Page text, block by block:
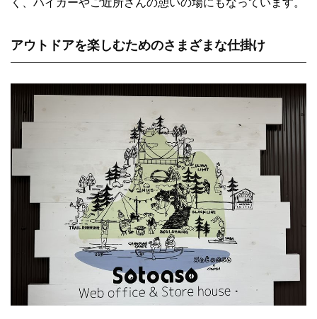
アウトドアを楽しむためのさまざまな仕掛け